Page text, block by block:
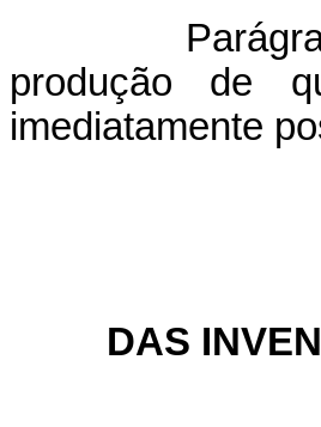
produção de
imediatamente
DAS